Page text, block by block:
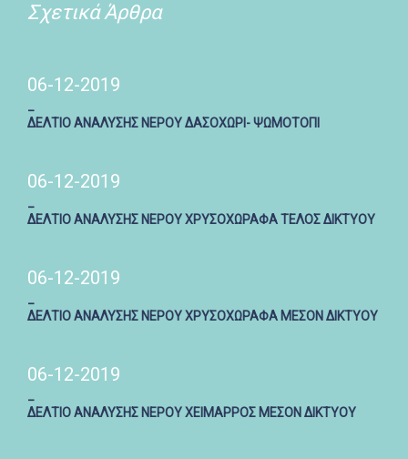
Σχετικά Άρθρα
06-12-2019
ΔΕΛΤΙΟ ΑΝΑΛΥΣΗΣ ΝΕΡΟΥ ΔΑΣΟΧΩΡΙ- ΨΩΜΟΤΟΠΙ
06-12-2019
ΔΕΛΤΙΟ ΑΝΑΛΥΣΗΣ ΝΕΡΟΥ ΧΡΥΣΟΧΩΡΑΦΑ ΤΕΛΟΣ ΔΙΚΤΥΟΥ
06-12-2019
ΔΕΛΤΙΟ ΑΝΑΛΥΣΗΣ ΝΕΡΟΥ ΧΡΥΣΟΧΩΡΑΦΑ ΜΕΣΟΝ ΔΙΚΤΥΟΥ
06-12-2019
ΔΕΛΤΙΟ ΑΝΑΛΥΣΗΣ ΝΕΡΟΥ ΧΕΙΜΑΡΡΟΣ ΜΕΣΟΝ ΔΙΚΤΥΟΥ